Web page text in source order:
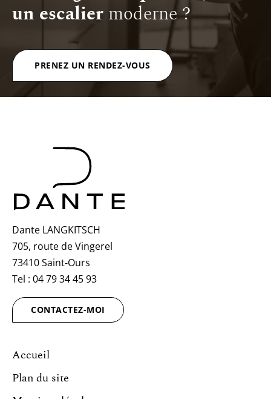
un escalier moderne ?
PRENEZ UN RENDEZ-VOUS
Dante LANGKITSCH
705, route de Vingerel
73410 Saint-Ours
Tel : 04 79 34 45 93
CONTACTEZ-MOI
Accueil
Plan du site